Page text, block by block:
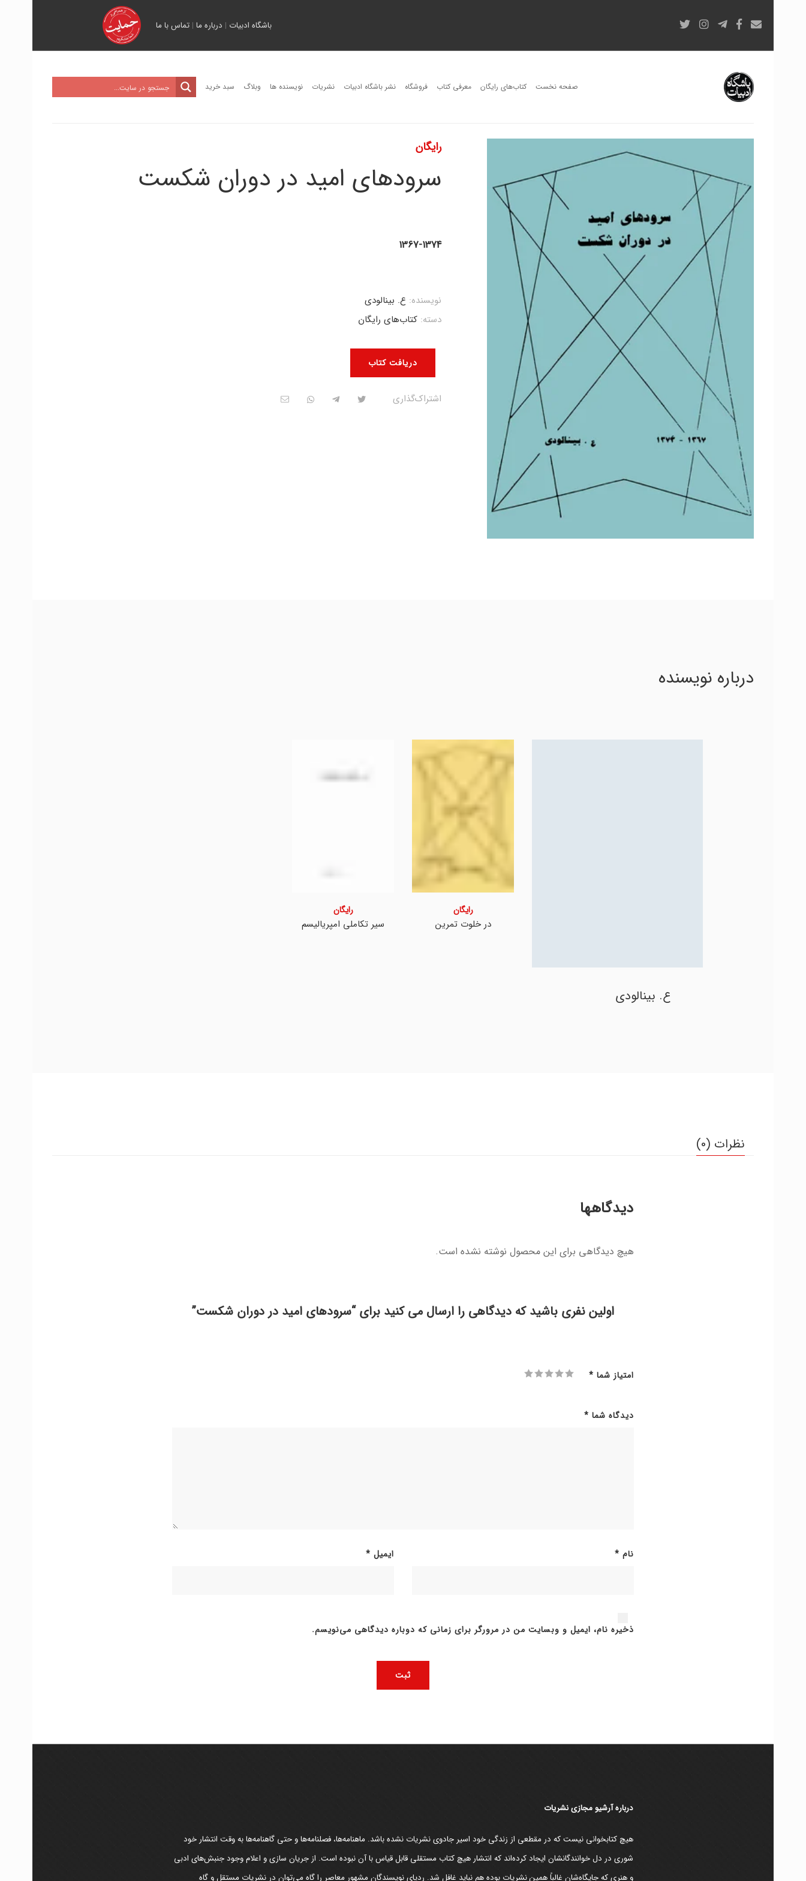
باشگاه ادبیات | درباره ما |تماس با ما
صفحه نخست کتاب‌های رایگان معرفی کتاب فروشگاه نشر باشگاه ادبیات نشریات نویسنده ها وبلاگ سبد خرید
رایگان
سرودهای امید در دوران شکست
1367-1374
دریافت کتاب
نویسنده:ع. بینالودی
دسته: کتاب‌های رایگان
اشتراک‌گذاری
درباره نویسنده
ع. بینالودی
در خلوت تمرین
رایگان
سیر تکاملی امپریالیسم
رایگان
نظرات (0)
دیدگاهها
هیچ دیدگاهی برای این محصول نوشته نشده است.
اولین نفری باشید که دیدگاهی را ارسال می کنید برای “سرودهای امید در دوران شکست”
امتیاز شما *
دیدگاه شما *
نام * ایمیل *
ذخیره نام، ایمیل و وبسایت من در مرورگر برای زمانی که دوباره دیدگاهی می‌نویسم.
دربارۀ آرشیو مجازی نشریات
هیچ کتابخوانی نیست که در مقطعی از زندگی خود اسیر جادوی نشریات نشده باشد. ماهنامه‌ها، فصلنامه‌ها و حتی گاهنامه‌ها به وقت انتشار خود
شوری در دل خوانندگانشان ایجاد کرده‌اند که انتشار هیچ کتاب مستقلی قابل قیاس با آن نبوده است. از جریان سازی و اعلام وجود جنبش‌های ادبی
و هنری که جایگاه‌شان غالباً همین نشریات بوده هم نباید غافل شد. ردپای نویسندگان مشهور معاصر را گاه می‌توان در نشریات مستقل و گاه